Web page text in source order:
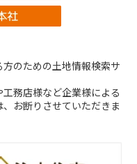
のための土地情報検索サ
務店様など企業様による
お断りさせていただきま